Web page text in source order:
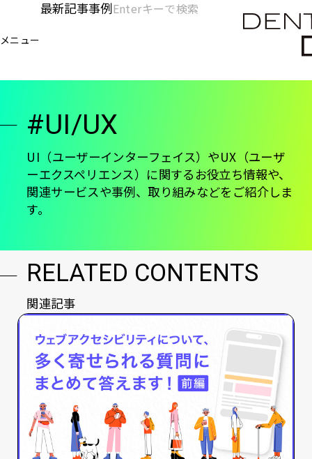
ン
ン
メニュー
[KC]
ー
メ
イ
最新記事事例
検
索
#UI/UX
UI（ユーザーインターフェイス）やUX（ユーザ
ーエクスペリエンス）に関するお役立ち情報や、
関連サービスや事例、取り組みなどをご紹介しま
す。
RELATED CONTENTS
関連記事